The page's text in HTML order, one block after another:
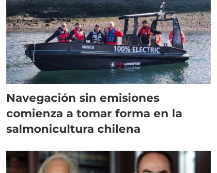
Navegación sin emisiones
comienza a tomar forma en la
salmonicultura chilena